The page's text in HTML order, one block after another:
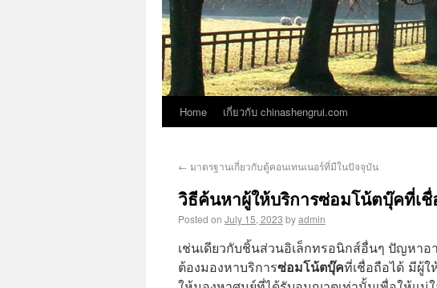
Home เกี่ยวกับ chinashengrui.com
← มาตรฐานเกี่ยวกับตู้คอนเทนเนอร์ที่มีในปัจจุบัน
วิธีค้นหาผู้ให้บริการซ่อมโน้ตบุ๊คที่เ
Posted on July 15, 2023 byadmin
เช่นเดียวกับชิ้นส่วนอิเล็กทรอนิกส์อื่นๆ ปัญห
ต้องมองหาบริการซ่อมโน้ตบุ๊คที่เชื่อถือได้ มีผู้